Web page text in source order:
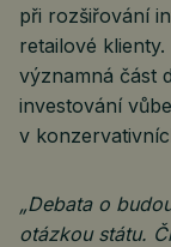
při rozšiřování
retailové
významná část
investování
v
„Debata o
otázkou státu.